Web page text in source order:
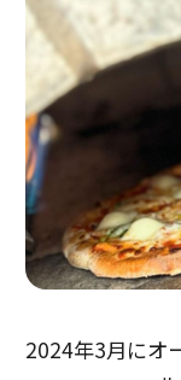
2024年3月にオ